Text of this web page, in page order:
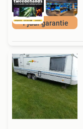
1 jaar garantie